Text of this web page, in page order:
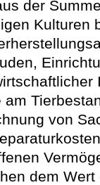
der
Kulturen
am
von
dem